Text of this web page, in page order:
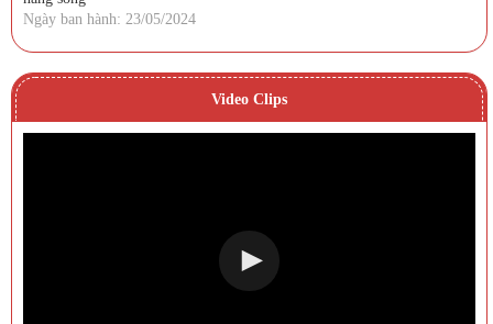
Ngày ban hành: 23/05/2024
Video Clips